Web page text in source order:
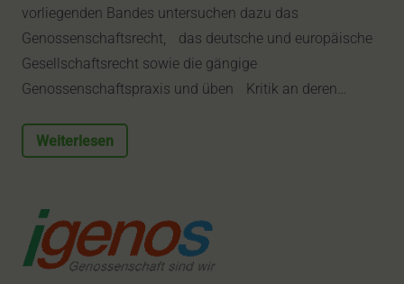
vorliegenden Bandes untersuchen dazu das
Genossenschaftsrecht, das deutsche und europäische
Gesellschaftsrecht sowie die gängige
Genossenschaftspraxis und üben Kritik an deren…
Weiterlesen